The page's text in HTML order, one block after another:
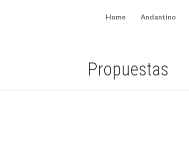
Home Andantino
Propuestas